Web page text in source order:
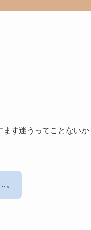
ます迷うってことないか
。